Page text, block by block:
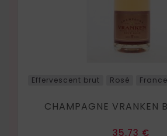
Effervescent brut Rosé France
CHAMPAGNE VRANKEN
Prix
35,73 €